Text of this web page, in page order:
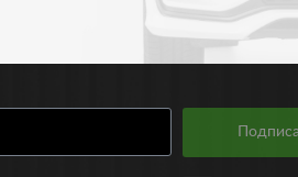
информации, происходящей на
от аварий, даже, если вы
трат за превышение скорости,
как и видеорегистраторов